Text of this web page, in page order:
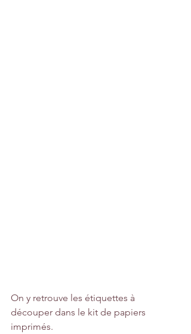
On y retrouve les étiquettes à
découper dans le kit de papiers
imprimés.